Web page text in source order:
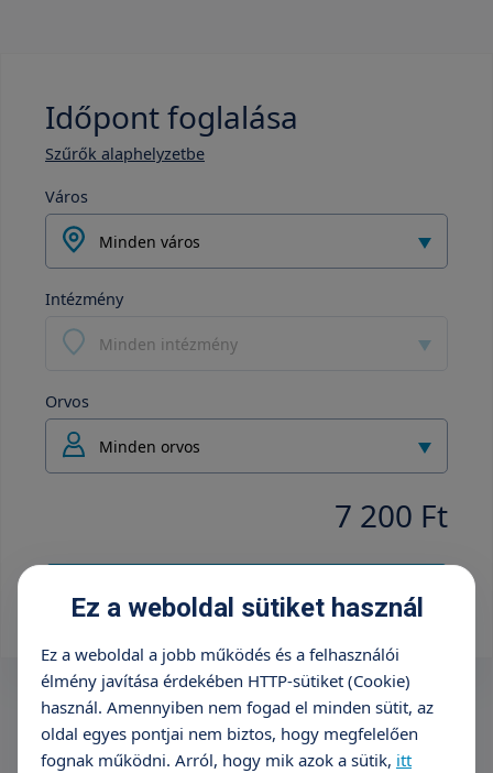
Időpont foglalása
Szűrők alaphelyzetbe
Város
Minden város
Intézmény
Minden intézmény
Orvos
Minden orvos
7 200 Ft
+36 70 659 88 88
Ez a weboldal sütiket használ
Ez a weboldal a jobb működés és a felhasználói
élmény javítása érdekében HTTP-sütiket (Cookie)
használ. Amennyiben nem fogad el minden sütit, az
oldal egyes pontjai nem biztos, hogy megfelelően
fognak működni. Arról, hogy mik azok a sütik, itt